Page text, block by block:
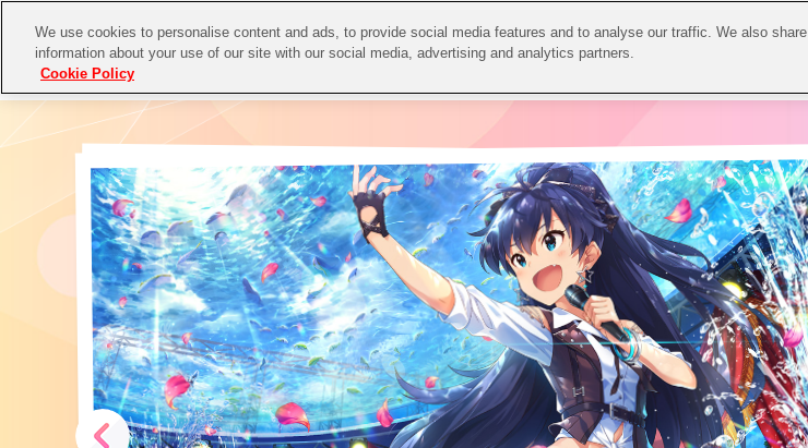
We use cookies to personalise content and ads, to provide social media features and to analyse our traffic. We also share
information about your use of our site with our social media, advertising and analytics partners.
Cookie Policy